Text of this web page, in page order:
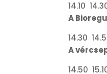
14.10
A
14.30
A
14.50